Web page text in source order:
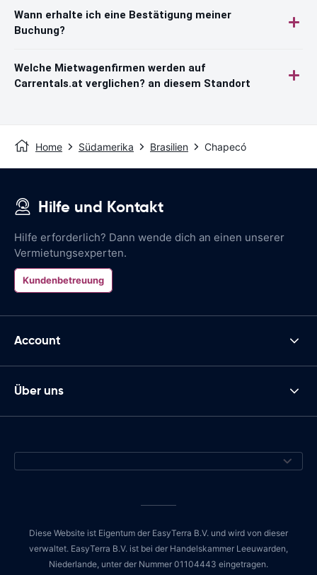
Wann erhalte ich eine Bestätigung meiner
Buchung?
Welche Mietwagenfirmen werden auf
Carrentals.at verglichen? an diesem Standort
Home Südamerika Brasilien Chapecó
Hilfe und Kontakt
Hilfe erforderlich? Dann wende dich an einen unserer
Vermietungsexperten.
Kundenbetreuung
Account
Über uns
Diese Website ist Eigentum der EasyTerra B.V. und wird von dieser
verwaltet. EasyTerra B.V. ist bei der Handelskammer Leeuwarden,
Niederlande, unter der Nummer 01104443 eingetragen.